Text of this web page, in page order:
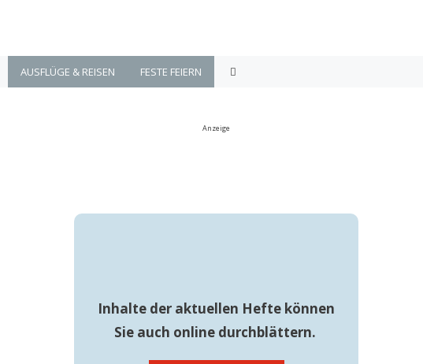
AUSFLÜGE & REISEN FESTE FEIERN
Anzeige
Inhalte der aktuellen Hefte können
Sie auch online durchblättern.